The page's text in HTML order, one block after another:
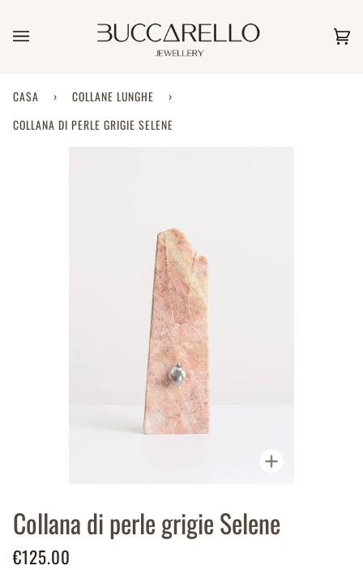
contenuto
CASA › COLLANE LUNGHE
›
COLLANA DI PERLE GRIGIE SELENE
Collana di perle grigie Selene
€125.00